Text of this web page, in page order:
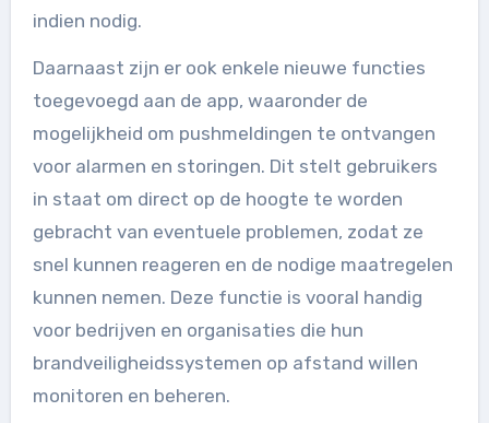
indien nodig.
Daarnaast zijn er ook enkele nieuwe functies
toegevoegd aan de app, waaronder de
mogelijkheid om pushmeldingen te ontvangen
voor alarmen en storingen. Dit stelt gebruikers
in staat om direct op de hoogte te worden
gebracht van eventuele problemen, zodat ze
snel kunnen reageren en de nodige maatregelen
kunnen nemen. Deze functie is vooral handig
voor bedrijven en organisaties die hun
brandveiligheidssystemen op afstand willen
monitoren en beheren.